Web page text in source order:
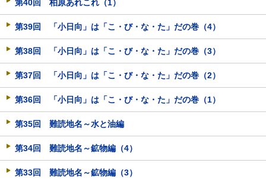
第40回 柏原あれこれ（1）
第39回 「小日向」は「こ・び・な・た」だの巻（4）
第38回 「小日向」は「こ・び・な・た」だの巻（3）
第37回 「小日向」は「こ・び・な・た」だの巻（2）
第36回 「小日向」は「こ・び・な・た」だの巻（1）
第35回 難読地名～水と油編
第34回 難読地名～鉱物編（4）
第33回 難読地名～鉱物編（3）